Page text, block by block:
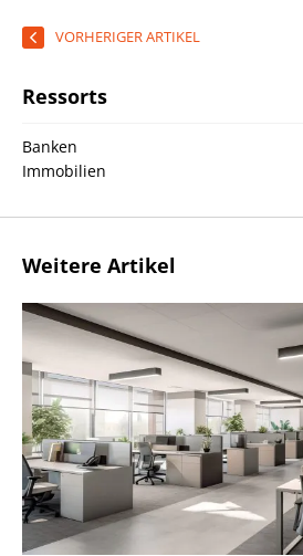
VORHERIGER ARTIKEL
Ressorts
Banken
Immobilien
Weitere Artikel